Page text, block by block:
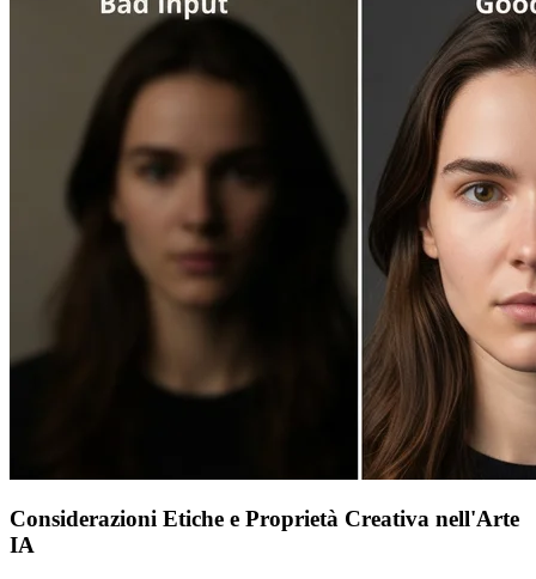
Considerazioni Etiche e Proprietà Creativa nell'Arte
IA